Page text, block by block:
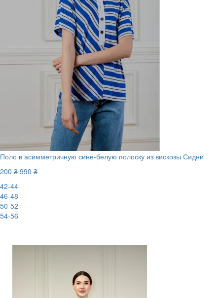
Поло в асимметричную сине-белую полоску из вискозы Сидни
200 ₴ 990 ₴
42-44
46-48
50-52
54-56